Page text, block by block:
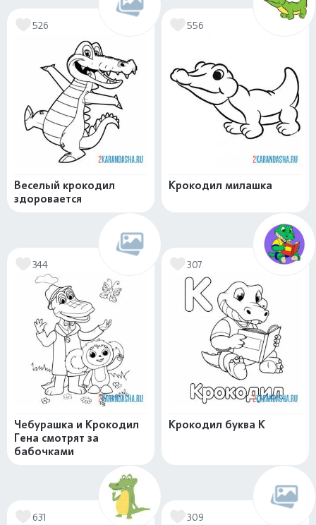
526
Веселый крокодил
здоровается
556
Крокодил милашка
344
Чебурашка и Крокодил
Гена смотрят за
бабочками
307
Крокодил буква К
631 309